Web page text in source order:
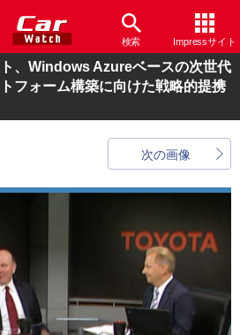
検索 Impressサイト
ト、Windows Azureベースの次世代
フォーム構築に向けた戦略的提携
次の画像